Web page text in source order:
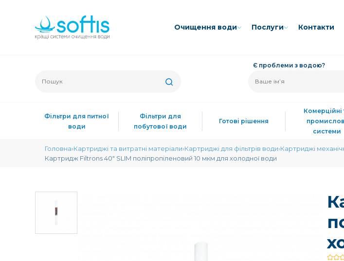
Очищення води Послуги Контакти
Є проблеми з водою?
Фільтри для питної
води
Фільтри для
побутової води
Готові рішення
Комерційні
системи
Головна Картриджі та витратні матеріали Картриджі для фільтрів води Картриджі
Картридж Filtrons 40" SLIM поліпропіленовий 10 мкм для холодної води